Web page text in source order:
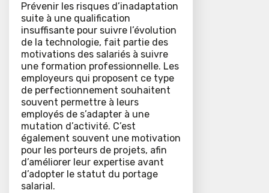
Prévenir les risques d’inadaptation
suite à une qualification
insuffisante pour suivre l’évolution
de la technologie, fait partie des
motivations des salariés à suivre
une formation professionnelle. Les
employeurs qui proposent ce type
de perfectionnement souhaitent
souvent permettre à leurs
employés de s’adapter à une
mutation d’activité. C’est
également souvent une motivation
pour les porteurs de projets, afin
d’améliorer leur expertise avant
d’adopter le statut du portage
salarial.